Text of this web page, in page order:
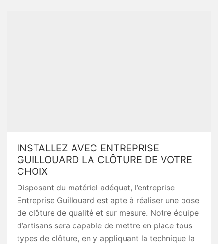
INSTALLEZ AVEC ENTREPRISE
GUILLOUARD LA CLÔTURE DE VOTRE
CHOIX
Disposant du matériel adéquat, l’entreprise
Entreprise Guillouard est apte à réaliser une pose
de clôture de qualité et sur mesure. Notre équipe
d’artisans sera capable de mettre en place tous
types de clôture, en y appliquant la technique la